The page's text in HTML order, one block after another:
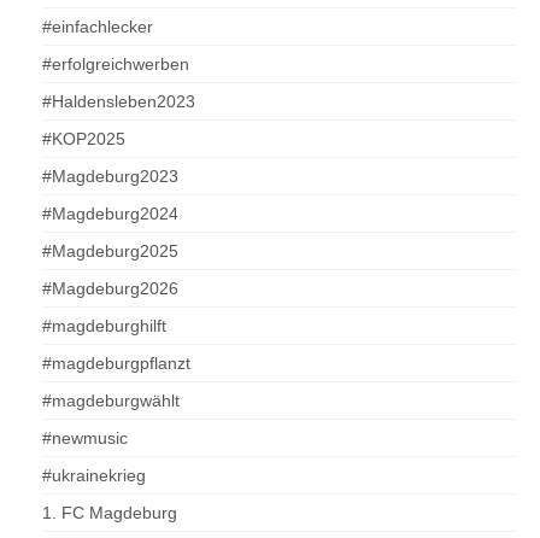
#einfachlecker
#erfolgreichwerben
#Haldensleben2023
#KOP2025
#Magdeburg2023
#Magdeburg2024
#Magdeburg2025
#Magdeburg2026
#magdeburghilft
#magdeburgpflanzt
#magdeburgwählt
#newmusic
#ukrainekrieg
1. FC Magdeburg